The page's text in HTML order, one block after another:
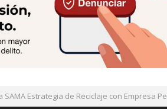
Estrategia de Reciclaje con Empresa